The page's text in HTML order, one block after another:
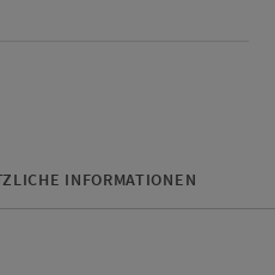
INFORMATIONEN